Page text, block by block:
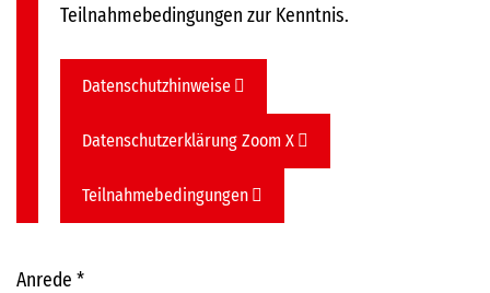
Teilnahmebedingungen zur Kenntnis.
Datenschutzhinweise
Datenschutzerklärung Zoom X
Teilnahmebedingungen
Anrede *